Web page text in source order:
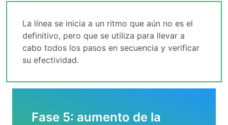
La línea se inicia a un ritmo que aún no es el
definitivo, pero que se utiliza para llevar a
cabo todos los pasos en secuencia y verificar
su efectividad.
Fase 5: aumento de la